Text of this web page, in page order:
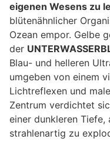
eigenen Wesens zu
blütenähnlicher
Ozean empor. Gelbe
der
Blau- und helleren
umgeben von einem
Lichtreflexen und
Zentrum verdichtet
einer dunkleren Tiefe,
strahlenartig zu